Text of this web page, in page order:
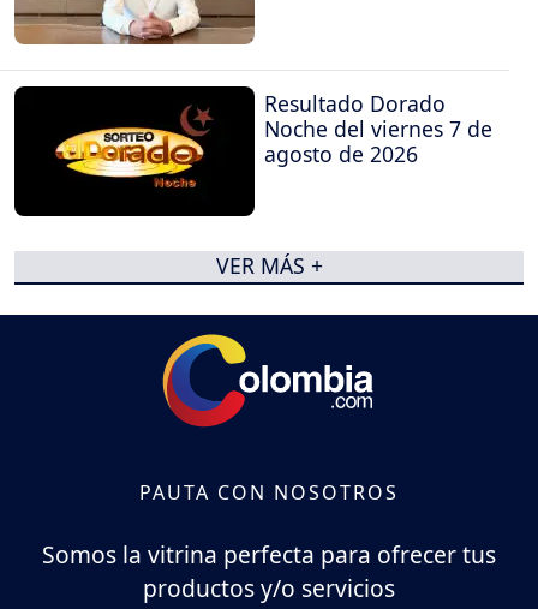
Resultado Dorado
Noche del viernes 7 de
agosto de 2026
VER MÁS +
PAUTA CON NOSOTROS
Somos la vitrina perfecta para ofrecer tus
productos y/o servicios